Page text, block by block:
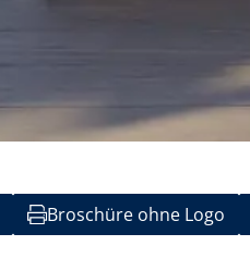
Broschüre ohne Logo